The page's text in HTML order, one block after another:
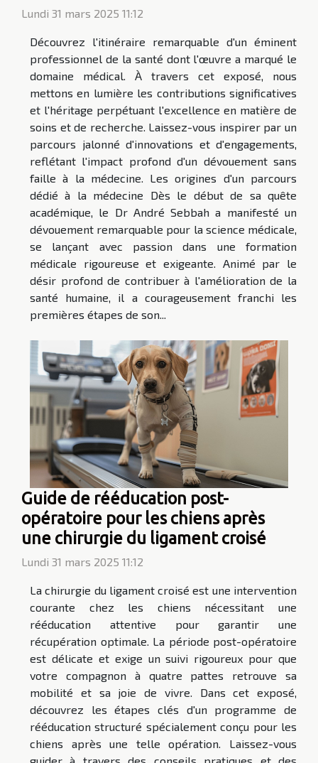
Lundi 31 mars 2025 11:12
Découvrez l'itinéraire remarquable d'un éminent
professionnel de la santé dont l'œuvre a marqué le
domaine médical. À travers cet exposé, nous
mettons en lumière les contributions significatives
et l'héritage perpétuant l'excellence en matière de
soins et de recherche. Laissez-vous inspirer par un
parcours jalonné d'innovations et d'engagements,
reflétant l'impact profond d'un dévouement sans
faille à la médecine. Les origines d'un parcours
dédié à la médecine Dès le début de sa quête
académique, le Dr André Sebbah a manifesté un
dévouement remarquable pour la science médicale,
se lançant avec passion dans une formation
médicale rigoureuse et exigeante. Animé par le
désir profond de contribuer à l'amélioration de la
santé humaine, il a courageusement franchi les
premières étapes de son...
Guide de rééducation post-
opératoire pour les chiens après
une chirurgie du ligament croisé
Lundi 31 mars 2025 11:12
La chirurgie du ligament croisé est une intervention
courante chez les chiens nécessitant une
rééducation attentive pour garantir une
récupération optimale. La période post-opératoire
est délicate et exige un suivi rigoureux pour que
votre compagnon à quatre pattes retrouve sa
mobilité et sa joie de vivre. Dans cet exposé,
découvrez les étapes clés d'un programme de
rééducation structuré spécialement conçu pour les
chiens après une telle opération. Laissez-vous